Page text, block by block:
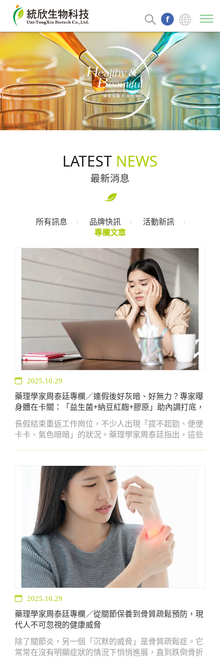
關於統欣
最新消息
專業代工
產品介紹
f
LATEST NEWS
最新消息
所有訊息 品牌快訊
活動新訊
專欄文章
2025.10.29
藥理學家周泰廷專欄／連假後好灰暗、好無力？專家曝
身體在卡關：「益生菌+納豆紅麴+膠原」助內調打底，
重啟元氣光采
長假結束重返工作崗位，不少人出現「提不起勁、便便
卡卡、氣色暗暗」的狀況。藥理學家周泰廷指出，這些
恐陷入整體卡卡不適，到時調理就會越來越難。想要快
速恢復活力好氣色，從「身體循環」與「營養補給」兩
方面著手，才是現代人保健的重要關鍵。
2025.10.29
藥理學家周泰廷專欄／從關節保養到骨質疏鬆預防，現
代人不可忽視的健康威脅
除了關節炎，另一個「沉默的威脅」是骨質疏鬆症。它
常常在沒有明顯症狀的情況下悄悄進展，直到跌倒骨折